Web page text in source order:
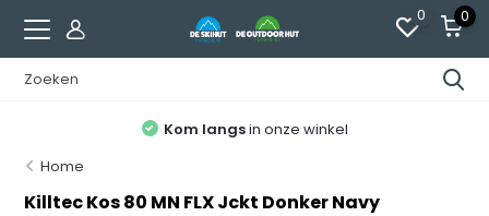
0 0
Kom langsin onze winkel
Home
Killtec Kos 80 MN FLX Jckt Donker Navy